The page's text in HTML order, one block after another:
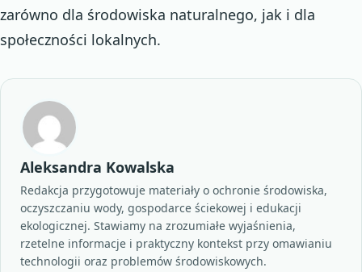
zarówno dla środowiska naturalnego, jak i dla
społeczności lokalnych.
Aleksandra Kowalska
Redakcja przygotowuje materiały o ochronie środowiska,
oczyszczaniu wody, gospodarce ściekowej i edukacji
ekologicznej. Stawiamy na zrozumiałe wyjaśnienia,
rzetelne informacje i praktyczny kontekst przy omawianiu
technologii oraz problemów środowiskowych.